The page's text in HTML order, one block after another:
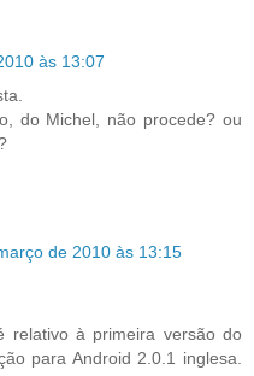
às 13:07
do Michel, não procede? ou
de 2010 às 13:15
relativo à primeira versão do
para Android 2.0.1 inglesa.